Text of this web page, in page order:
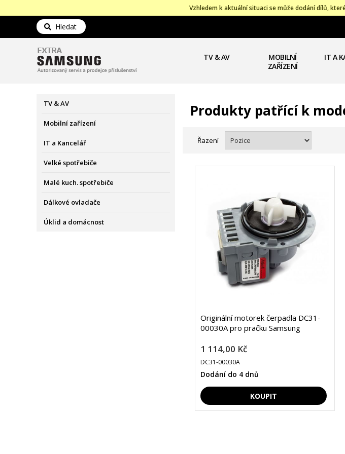
Vzhledem k aktuální situaci se může dodání dílů,
Hledat
TV & AV
MOBILNÍ
ZAŘÍZENÍ
IT A
TV & AV
Mobilní zařízení
IT a Kancelář
Velké spotřebiče
Malé kuch. spotřebiče
Dálkové ovladače
Úklid a domácnost
Produkty patřící k
Řazení
Originální motorek čerpadla DC31-
00030A pro pračku Samsung
1 114,00 Kč
DC31-00030A
Dodání do 4 dnů